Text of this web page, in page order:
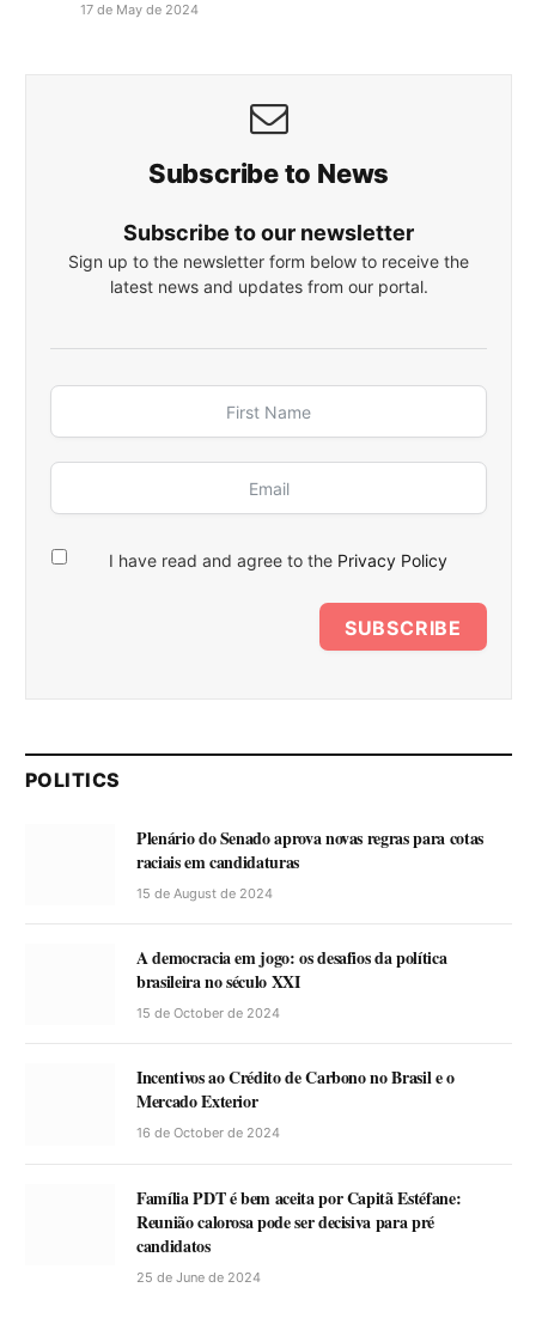
17 de May de 2024
Subscribe to News
Subscribe to our newsletter
Sign up to the newsletter form below to receive the
latest news and updates from our portal.
I have read and agree to the Privacy Policy
SUBSCRIBE
POLITICS
Plenário do Senado aprova novas regras para cotas
raciais em candidaturas
15 de August de 2024
A democracia em jogo: os desafios da política
brasileira no século XXI
15 de October de 2024
Incentivos ao Crédito de Carbono no Brasil e o
Mercado Exterior
16 de October de 2024
Família PDT é bem aceita por Capitã Estéfane:
Reunião calorosa pode ser decisiva para pré
candidatos
25 de June de 2024